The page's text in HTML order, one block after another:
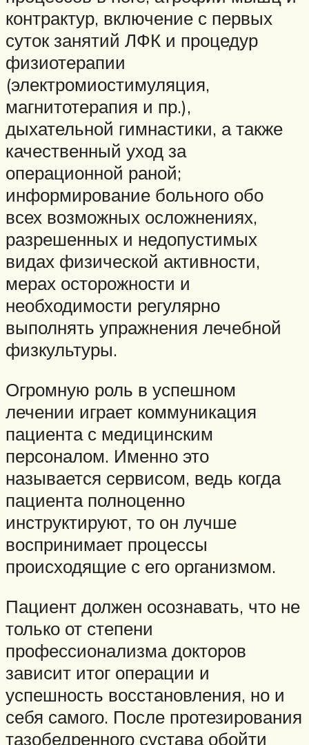
контрактур, включение с первых
суток занятий ЛФК и процедур
физиотерапии
(электромиостимуляция,
магнитотерапия и пр.),
дыхательной гимнастики, а также
качественный уход за
операционной раной;
информирование больного обо
всех возможных осложнениях,
разрешенных и недопустимых
видах физической активности,
мерах осторожности и
необходимости регулярно
выполнять упражнения лечебной
физкультуры.
Огромную роль в успешном
лечении играет коммуникация
пациента с медицинским
персоналом. Именно это
называется сервисом, ведь когда
пациента полноценно
инструктируют, то он лучше
воспринимает процессы
происходящие с его организмом.
Пациент должен осознавать, что не
только от степени
профессионализма докторов
зависит итог операции и
успешность восстановления, но и
себя самого. После протезирования
тазобедренного сустава обойти